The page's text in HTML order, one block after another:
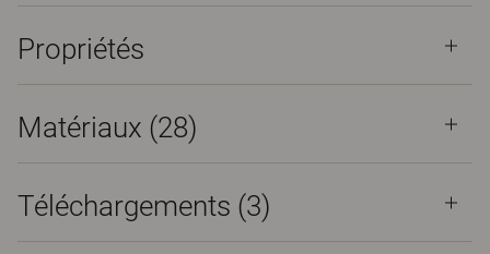
Propriétés
Matériaux (28)
Téléchargements (3)